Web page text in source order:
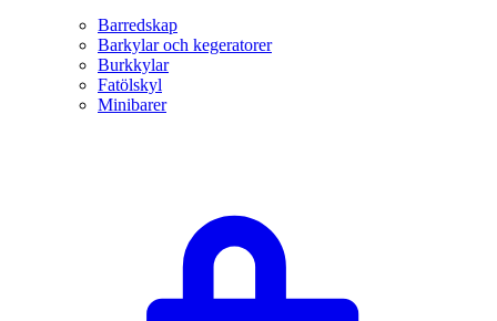
Barredskap
Barkylar och kegeratorer
Burkkylar
Fatölskyl
Minibarer